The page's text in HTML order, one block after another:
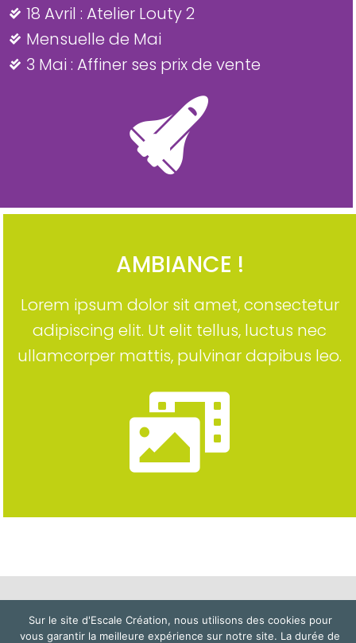
18 Avril : Atelier Louty 2
Mensuelle de Mai
3 Mai : Affiner ses prix de vente
AMBIANCE !
Lorem ipsum dolor sit amet, consectetur
adipiscing elit. Ut elit tellus, luctus nec
ullamcorper mattis, pulvinar dapibus leo.
Mentions légales– Politique de confidentialité et cookies
Sur le site d'Escale Création, nous utilisons des cookies pour
vous garantir la meilleure expérience sur notre site. La durée de